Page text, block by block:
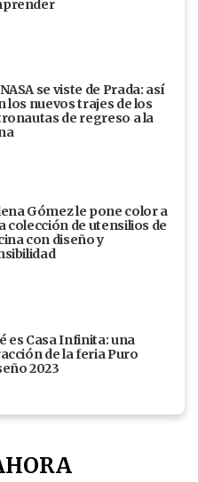
se viste de Prada: así
los nuevos trajes de los
de regreso a la
Gómez le pone color a
colección de utensilios de
con diseño y
es Casa Infinita: una
de la feria Puro
2023